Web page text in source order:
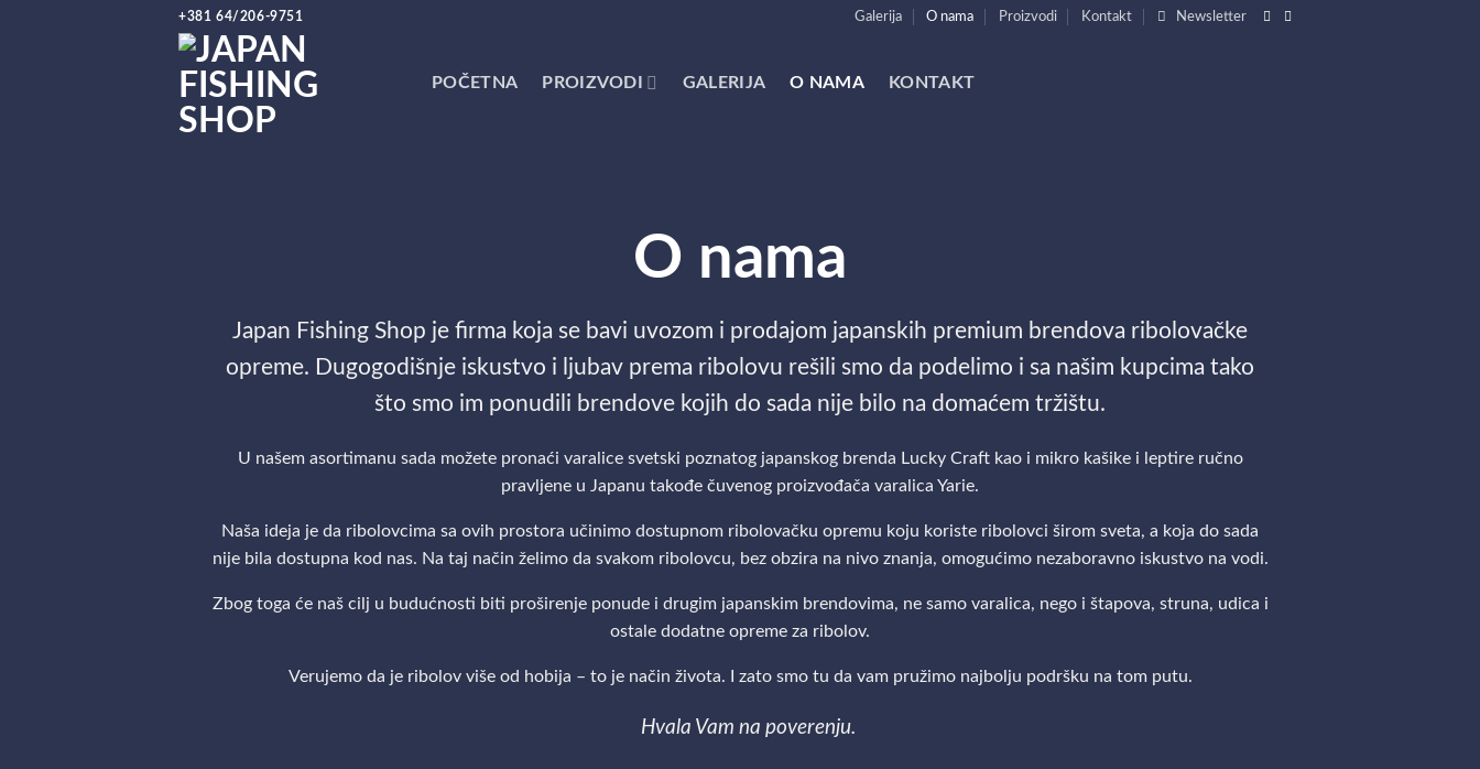
+381 64/206-9751 Galerija O nama Proizvodi Kontakt Newsletter
POČETNA PROIZVODI GALERIJA O NAMA KONTAKT
O nama
Japan Fishing Shop je firma koja se bavi uvozom i prodajom japanskih premium brendova ribolovačke
opreme. Dugogodišnje iskustvo i ljubav prema ribolovu rešili smo da podelimo i sa našim kupcima tako
što smo im ponudili brendove kojih do sada nije bilo na domaćem tržištu.
U našem asortimanu sada možete pronaći varalice svetski poznatog japanskog brenda Lucky Craft kao i mikro kašike i leptire ručno
pravljene u Japanu takođe čuvenog proizvođača varalica Yarie.
Naša ideja je da ribolovcima sa ovih prostora učinimo dostupnom ribolovačku opremu koju koriste ribolovci širom sveta, a koja do sada
nije bila dostupna kod nas. Na taj način želimo da svakom ribolovcu, bez obzira na nivo znanja, omogućimo nezaboravno iskustvo na vodi.
Zbog toga će naš cilj u budućnosti biti proširenje ponude i drugim japanskim brendovima, ne samo varalica, nego i štapova, struna, udica i
ostale dodatne opreme za ribolov.
Verujemo da je ribolov više od hobija – to je način života. I zato smo tu da vam pružimo najbolju podršku na tom putu.
Hvala Vam na poverenju.